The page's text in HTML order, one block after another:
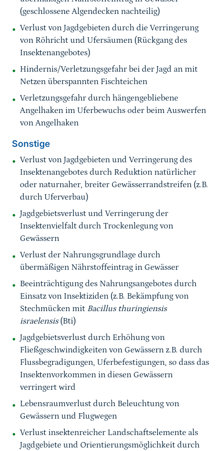
(geschlossene Algendecken nachteilig)
Verlust von Jagdgebieten durch die Verringerung
von Röhricht und Ufersäumen (Rückgang des
Insektenangebotes)
Hindernis/Verletzungsgefahr bei der Jagd an mit
Netzen überspannten Fischteichen
Verletzungsgefahr durch hängengebliebene
Angelhaken im Uferbewuchs oder beim Auswerfen
von Angelhaken
Sonstige
Verlust von Jagdgebieten und Verringerung des
Insektenangebotes durch Reduktion natürlicher
oder naturnaher, breiter Gewässerrandstreifen (z.B.
durch Uferverbau)
Jagdgebietsverlust und Verringerung der
Insektenvielfalt durch Trockenlegung von
Gewässern
Verlust der Nahrungsgrundlage durch
übermäßigen Nährstoffeintrag in Gewässer
Beeinträchtigung des Nahrungsangebotes durch
Einsatz von Insektiziden (z.B. Bekämpfung von
Stechmücken mit Bacillus thuringiensis
israelensis(Bti)
Jagdgebietsverlust durch Erhöhung von
Fließgeschwindigkeiten von Gewässern z.B. durch
Flussbegradigungen, Uferbefestigungen, so dass das
Insektenvorkommen in diesen Gewässern
verringert wird
Lebensraumverlust durch Beleuchtung von
Gewässern und Flugwegen
Verlust insektenreicher Landschaftselemente als
Jagdgebiete und Orientierungsmöglichkeit durch